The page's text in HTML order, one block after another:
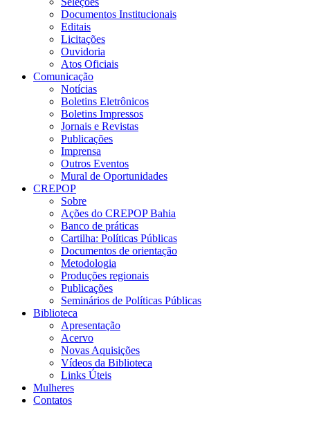
Documentos Institucionais
Editais
Licitações
Ouvidoria
Atos Oficiais
Comunicação
Notícias
Boletins Eletrônicos
Boletins Impressos
Jornais e Revistas
Publicações
Imprensa
Outros Eventos
Mural de Oportunidades
CREPOP
Sobre
Ações do CREPOP Bahia
Banco de práticas
Cartilha: Políticas Públicas
Documentos de orientação
Metodologia
Produções regionais
Publicações
Seminários de Políticas Públicas
Biblioteca
Apresentação
Acervo
Novas Aquisições
Vídeos da Biblioteca
Links Úteis
Mulheres
Contatos